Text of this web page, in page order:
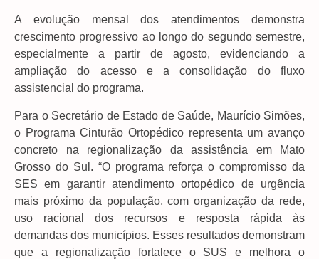
A evolução mensal dos atendimentos demonstra
crescimento progressivo ao longo do segundo semestre,
especialmente a partir de agosto, evidenciando a
ampliação do acesso e a consolidação do fluxo
assistencial do programa.
Para o Secretário de Estado de Saúde, Maurício Simões,
o Programa Cinturão Ortopédico representa um avanço
concreto na regionalização da assistência em Mato
Grosso do Sul. “O programa reforça o compromisso da
SES em garantir atendimento ortopédico de urgência
mais próximo da população, com organização da rede,
uso racional dos recursos e resposta rápida às
demandas dos municípios. Esses resultados demonstram
que a regionalização fortalece o SUS e melhora o